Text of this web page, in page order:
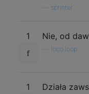
sprinter
1 Nie, od
loco.loop
1 Działa